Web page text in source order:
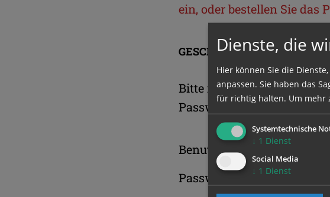
ein, oder bestellen Sie das
GESCHÜTZTER BEREICH
Bitte melden Sie sich mit
Passwort an.
Benutzername
Passwort
Dienste, die
Hier können Sie die
anpassen. Sie haben das
für richtig halten. Um mehr
Systemtechnische
↓ 1 Dienst
Social Media
↓ 1 Dienst